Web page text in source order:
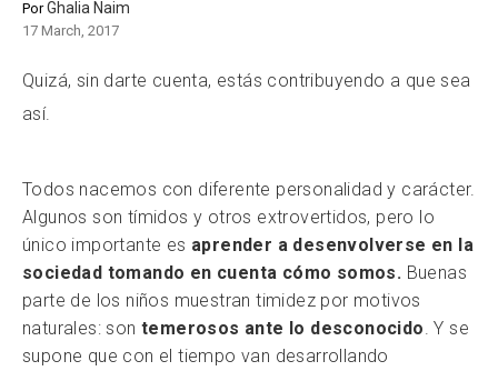
PorGhalia Naim
17 March, 2017
Quizá, sin darte cuenta, estás contribuyendo a que sea
así.
Todos nacemos con diferente personalidad y carácter.
Algunos son tímidos y otros extrovertidos, pero lo
único importante es aprender a desenvolverse en la
sociedad tomando en cuenta cómo somos. Buenas
parte de los niños muestran timidez por motivos
naturales: sontemerosos ante lo desconocido . Y se
supone que con el tiempo van desarrollando